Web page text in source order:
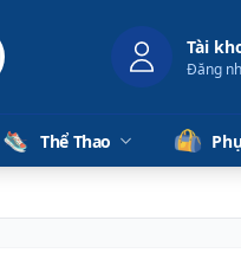
Tài
Đăng
Thể Thao